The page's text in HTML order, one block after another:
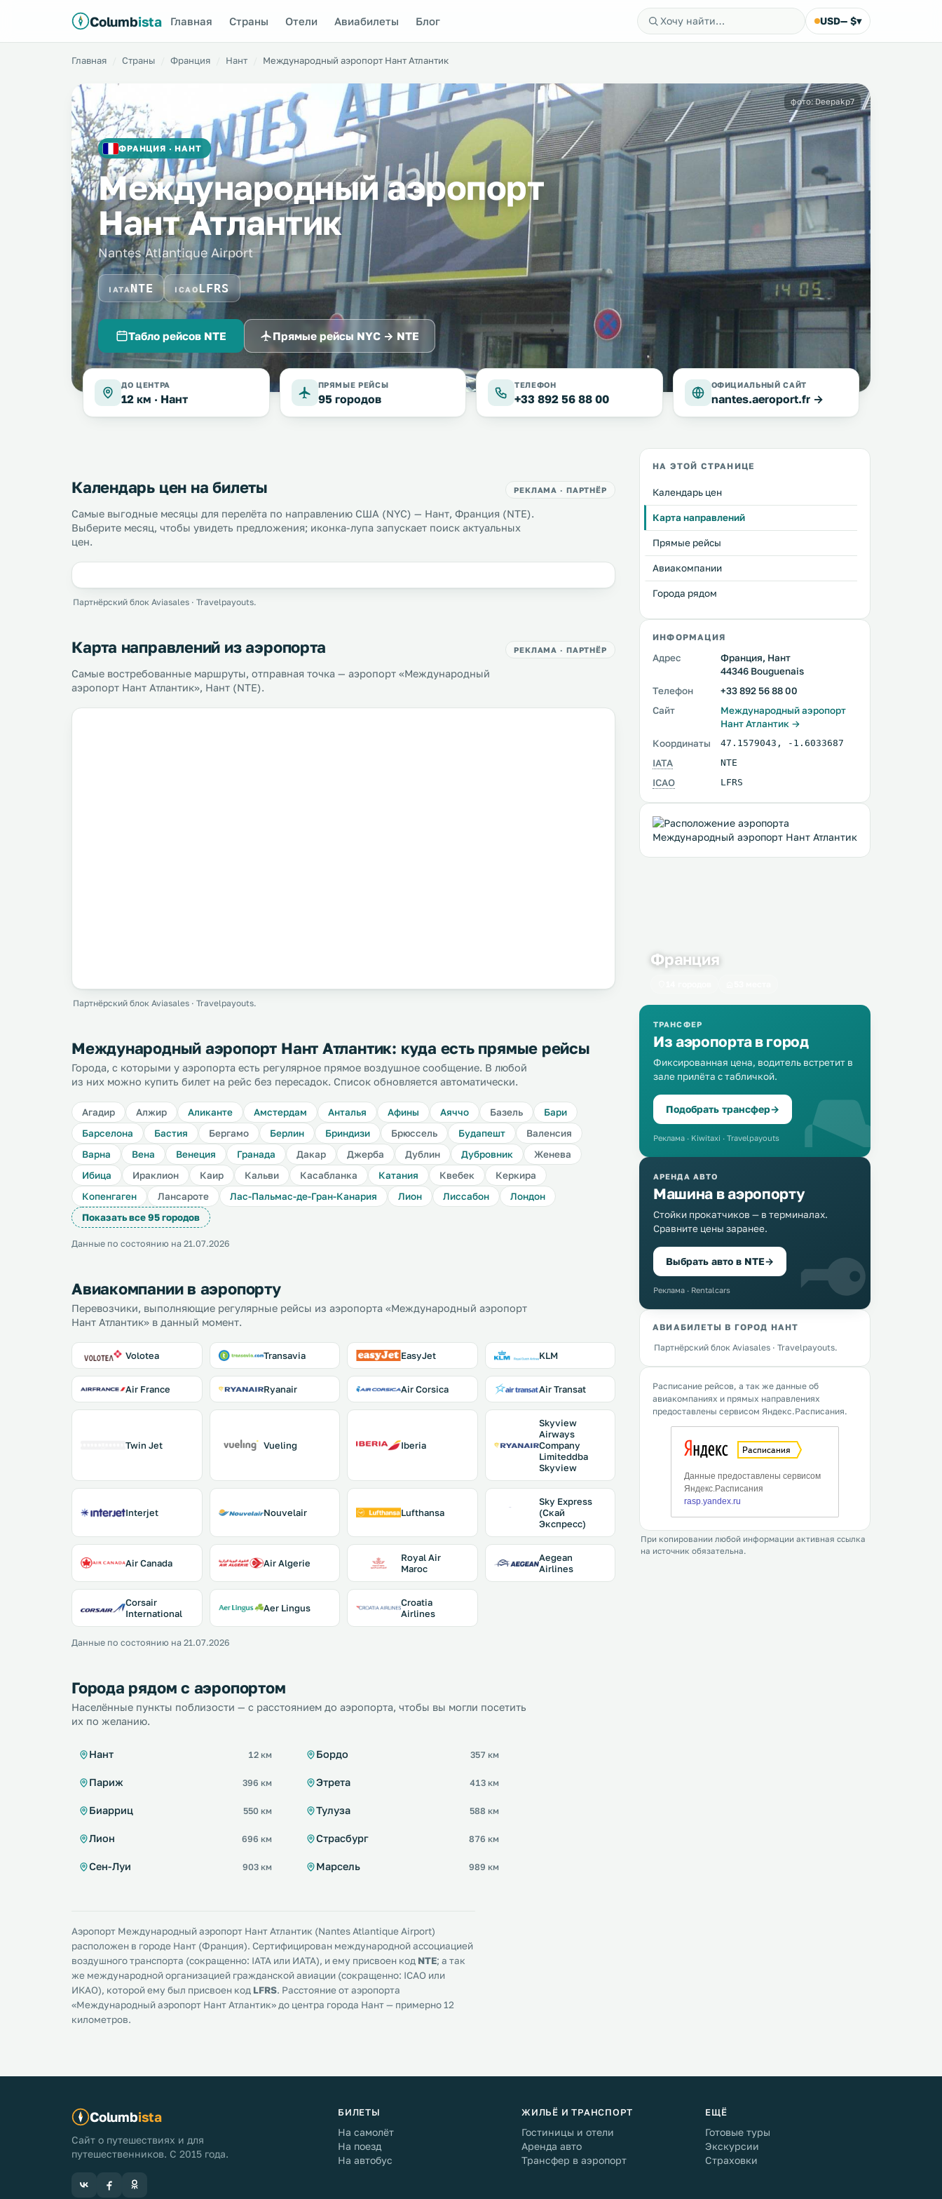
Columbista Главная Страны Отели Авиабилеты Блог USD— $▾
Главная Страны Франция Нант Междунарoдный аэропорт Нант Атлантик
ФРАНЦИЯ · НАНТ
Междунарoдный аэропорт
Нант Атлантик
Nantes Atlantique Airport
IATA NTE ICAOLFRS
Табло рейсов NTE Прямые рейсы NYC → NTE
фото: Deepakp7
ДО ЦЕНТРА
12 км · Нант
ПРЯМЫЕ РЕЙСЫ
95 городов
ТЕЛЕФОН
+33 892 56 88 00
ОФИЦИАЛЬНЫЙ САЙТ
nantes.aeroport.fr →
Календарь цен на билеты РЕКЛАМА · ПАРТНЁР
Самые выгодные месяцы для перелёта по направлению США (NYC) — Нант, Франция (NTE).
Выберите месяц, чтобы увидеть предложения; иконка-лупа запускает поиск актуальных
цен.
Партнёрский блок Aviasales · Travelpayouts.
Карта направлений из аэропорта РЕКЛАМА · ПАРТНЁР
Самые востребованные маршруты, отправная точка — аэропорт «Междунарoдный
аэропорт Нант Атлантик», Нант (NTE).
Партнёрский блок Aviasales · Travelpayouts.
Междунарoдный аэропорт Нант Атлантик: куда есть прямые рейсы
Города, с которыми у аэропорта есть регулярное прямое воздушное сообщение. В любой
из них можно купить билет на рейс без пересадок. Список обновляется автоматически.
Агадир Алжир Аликанте Амстердам Анталья Афины Аяччо Базель
Бари
Барселона
Бастия Бергамо Берлин Бриндизи Брюссель Будапешт
Валенсия
Варна
Вена Венеция Гранада Дакар Джерба Дублин Дубровник
Женева
Ибица
Ираклион Каир Кальви Касабланка Катания Квебек
Керкира
Копенгаген
Лансароте Лас-Пальмас-де-Гран-Канария Лион Лиссабон
Лондон
Показать все 95 городов
Данные по состоянию на 21.07.2026
Авиакомпании в аэропорту
Перевозчики, выполняющие регулярные рейсы из аэропорта «Междунарoдный аэропорт
Нант Атлантик» в данный момент.
Volotea Transavia EasyJet KLM
Air France Ryanair Air Corsica Air Transat
Twin Jet Vueling Iberia
Skyview
Airways
Company
Limiteddba
Skyview
Interjet Nouvelair Lufthansa
Sky Express
(Скай
Экспресс)
Air Canada Air Algerie
Royal Air
Maroc
Aegean
Airlines
Corsair
International
Aer Lingus
Croatia
Airlines
Данные по состоянию на 21.07.2026
Города рядом с аэропортом
Населённые пункты поблизости — с расстоянием до аэропорта, чтобы вы могли посетить
их по желанию.
Нант 12 км Бордо 357 км
Париж 396 км Этрета 413 км
Биарриц 550 км Тулуза 588 км
Лион 696 км Страсбург 876 км
Сен-Луи 903 км Марсель 989 км
Аэропорт Междунарoдный аэропорт Нант Атлантик (Nantes Atlantique Airport)
расположен в городе Нант (Франция). Сертифицирован международной ассоциацией
воздушного транспорта (сокращенно: IATA или ИАТА), и ему присвоен код NTE; а так
же международной организацией гражданской авиации (сокращенно: ICAO или
ИКАО), которой ему был присвоен код LFRS. Расстояние от аэропорта
«Междунарoдный аэропорт Нант Атлантик» до центра города Нант — примерно 12
километров.
НА ЭТОЙ СТРАНИЦЕ
Календарь цен
Карта направлений
Прямые рейсы
Авиакомпании
Города рядом
ИНФОРМАЦИЯ
Адрес
Франция, Нант
44346 Bouguenais
Телефон
+33 892 56 88 00
Сайт
Междунарoдный аэропорт
Нант Атлантик →
Координаты
47.1579043 , -1.6033687
IATA NTE
ICAO LFRS
Франция
ТРАНСФЕР
Из аэропорта в город
Фиксированная цена, водитель встретит в
зале прилёта с табличкой.
Подобрать трансфер→
Реклама · Kiwitaxi · Travelpayouts
АРЕНДА АВТО
Машина в аэропорту
Стойки прокатчиков — в терминалах.
Сравните цены заранее.
Выбрать авто в NTE→
Реклама · Rentalcars
АВИАБИЛЕТЫ В ГОРОД НАНТ
Партнёрский блок Aviasales · Travelpayouts.
Расписание рейсов, а так же данные об
авиакомпаниях и прямых направлениях
предоставлены сервисом Яндекс.Расписания.
При копировании любой информации активная ссылка
на источник обязательна.
Columbista
Сайт о путешествиях и для
путешественников. С 2015 года.
БИЛЕТЫ
На самолёт
На поезд
На автобус
ЖИЛЬЁ И ТРАНСПОРТ
Гостиницы и отели
Аренда авто
Трансфер в аэропорт
ЕЩЁ
Готовые туры
Экскурсии
Страховки